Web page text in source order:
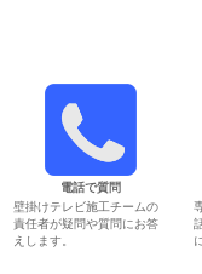
電話で質問
壁掛けテレビ施工チームの
責任者が疑問や質問にお答
えします。